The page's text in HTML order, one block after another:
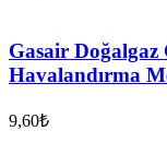
Gasair
Havalandırma
9,60₺